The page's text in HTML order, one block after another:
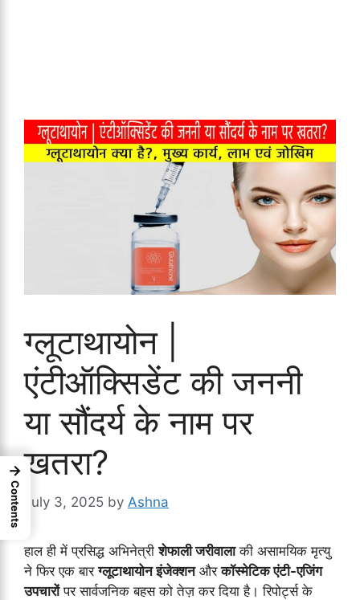
ग्लूटाथायोन |
एंटीऑक्सिडेंट की जननी
या सौंदर्य के नाम पर
खतरा?
July 3, 2025 by Ashna
हाल ही में प्रसिद्ध अभिनेत्रीशेफाली जरीवालाकी असामयिक मृत्यु
ने फिर एक बारग्लूटाथायोन इंजेक्शनऔरकॉस्मेटिक एंटी-एजिंग
उपचारोंपर सार्वजनिक बहस को तेज़ कर दिया है। रिपोर्ट्स के
→
Contents